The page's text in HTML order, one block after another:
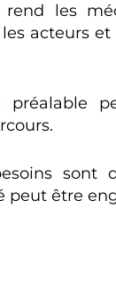
les
acteurs
préalable
sont
peut être